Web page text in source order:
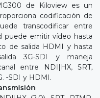
de Kiloview es un
codificación de
transcodificar entre
puede emitir vídeo hasta
de salida HDMI y hasta
3G-SDI y maneja
entre NDI|HX, SRT,
-SDI y HDMI.